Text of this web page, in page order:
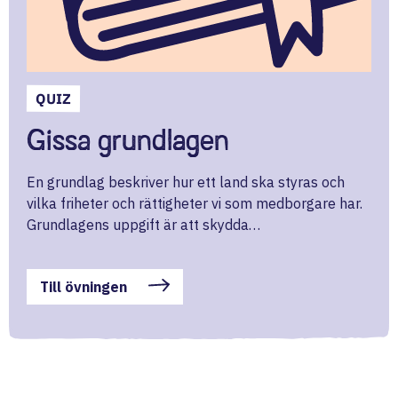
QUIZ
Gissa grundlagen
En grundlag beskriver hur ett land ska styras och
vilka friheter och rättigheter vi som medborgare har.
Grundlagens uppgift är att skydda…
Till övningen